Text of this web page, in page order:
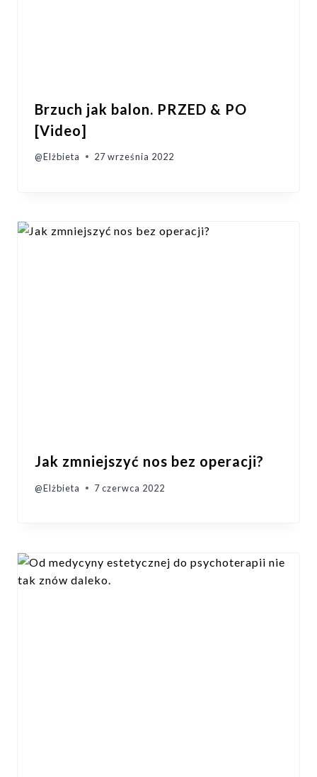
Brzuch jak balon. PRZED & PO
[Video]
@Elżbieta 27 września 2022
Jak zmniejszyć nos bez operacji?
@Elżbieta 7 czerwca 2022